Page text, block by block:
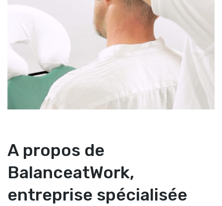
A propos de
BalanceatWork,
entreprise spécialisée